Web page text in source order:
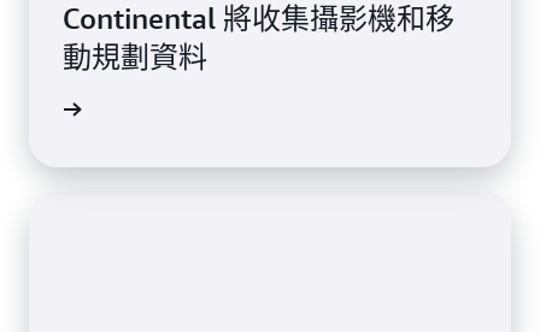
Continental 將收集攝影機和移
動規劃資料